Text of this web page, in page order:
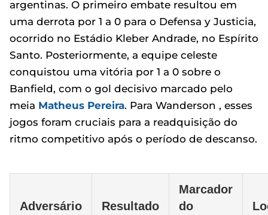
argentinas. O primeiro embate resultou em
uma derrota por 1 a 0 para o Defensa y Justicia,
ocorrido no Estádio Kleber Andrade, no Espírito
Santo. Posteriormente, a equipe celeste
conquistou uma vitória por 1 a 0 sobre o
Banfield, com o gol decisivo marcado pelo
meia Matheus Pereira. Para Wanderson , esses
jogos foram cruciais para a readquisição do
ritmo competitivo após o período de descanso.
Adversário Resultado
Marcador
do